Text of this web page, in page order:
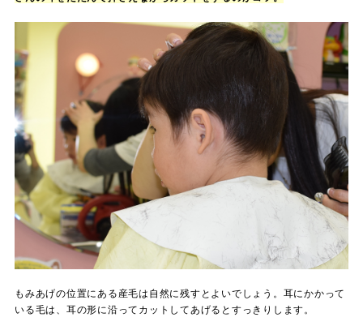
もみあげの位置にある産毛は自然に残すとよいでしょう。耳にかかって
いる毛は、耳の形に沿ってカットしてあげるとすっきりします。